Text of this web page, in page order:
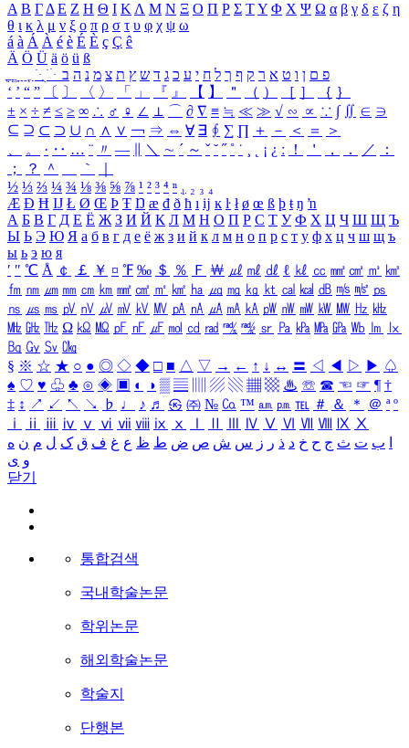
Α Β ΓΔ Ε Ζ Η Θ Ι ΚΛ Μ Ν Ξ Ο Π Ρ Σ ΤΥ Φ Χ Ψ Ω α β γ δ ε ζ η
θ ι κ λ μ ν ξ ο π ρ σ τ υ φ χ ψ ω
á à Á À é è É È ç Ç ê
Ä Ö Ü ä ö ü ß
ִֶֹ ֻּ ׁׂ פ ם ן ו ט א ר ק ף ך ל ח י ע כ ג ד ש ץ ת צ מ נ ה ב
‘ ’ “ ” 〔 〕 〈 〉 「 」 『 』 【 】 ＂ （ ） ［ ］ ｛ ｝
± × ÷ ≠ ≤ ≥ ∞ ∴ ♂ ♀ ∠ ⊥ ⌒ ∂ ∇ ≡ ≒ ≪ ≫ √ ∽ ∝ ∵ ∫ ∬ ∈ ∋
⊆ ⊇ ⊂ ⊃ ∪ ∩ ∧ ∨ ￢ ⇒ ⇔ ∀ ∃ ∮ ∑ ∏ ＋ － ＜ ＝
＞
、
。 · ‥ … ¨ 〃 ― ＼ ∼ ´ ～ ˇ ˘ ˝ ˚ ˙ ¸ ¡ ¿ ː ！ ＇ ， ． ／
：
；
？ ＾ ｀
½ ⅓ ⅔ ¼ ¾ ⅛ ⅜ ⅝ ⅞ ¹ ² ³ ⁴ ⁿ ₁ ₂ ₃ ₄
Æ Ð Ħ Ĳ Ł Ø Œ Þ Ŧ Ŋ æ đ ð ħ ı ĳ ĸ ŀ ł ø œ ß þ ŧ ŋ ŉ
А Б В Г Д Е Ё Ж З И Й К Л М Н О П Р С Т У Ф Х Ц Ч Ш Щ Ъ
Ы Ь Э Ю Я а б в г д е ё ж з и й к л м н о п р с т у ф х ц ч ш щ ъ
ы ь э ю я
′ ″ ℃ Å ￠ ￡ ￥ ¤ ℉ ‰ ＄ ％ Ｆ ￦ ㎕ ㎖ ㎗ ℓ ㎘ ㏄ ㎣ ㎤ ㎥ ㎦
㎙ ㎚ ㎛ ㎜ ㎝ ㎞ ㎟ ㎠ ㎡ ㎢ ㏊ ㎍ ㎎ ㎏ ㏏ ㎈ ㎉ ㏈ ㎧ ㎨ ㎰
㎱ ㎲ ㎳ ㎴ ㎵ ㎶ ㎷ ㎸ ㎹ ㎀ ㎁ ㎂ ㎃ ㎄ ㎺ ㎻ ㎽ ㎾ ㎿ ㎐ ㎑
㎒ ㎓ ㎔ Ω ㏀ ㏁ ㎊ ㎋ ㎌ ㏖ ㏅ ㎭ ㎮ ㎯ ㏛ ㎩ ㎪ ㎫ ㎬ ㏝ ㏐
㏓
㏃ ㏉ ㏜ ㏆
§ ※ ☆ ★ ○ ● ◎ ◇ ◆ □ ■ △ ▽ → ← ↑ ↓ ↔ 〓 ◁ ◀ ▷ ▶ ♤
♠ ♡ ♥ ♧ ♣ ⊙ ◈ ▣ ◐ ◑ ▒ ▤ ▨ ▧ ▦ ▩ ♨ ☏ ☎ ☜ ☞ ¶ †
‡ ↕ ↗ ↙ ↖ ↘ ♭ ♩ ♪ ♬ ㉿ ㈜ № ㏇ ™ ㏂ ㏘ ℡ ＃ ＆ ＊ ＠ ª º
ⅰ
ⅱ ⅲ ⅳ ⅴ ⅵ ⅶ ⅷ ⅸ ⅹ Ⅳ Ⅴ Ⅵ Ⅶ Ⅷ Ⅸ Ⅹ
ب ت ث ج ح خ د ذ ر ز س ش ص ض ط ظ ع غ ف ق ک ل م ن ه
و ی
닫기
통합검색
국내학술논문
학위논문
해외학술논문
학술지
단행본